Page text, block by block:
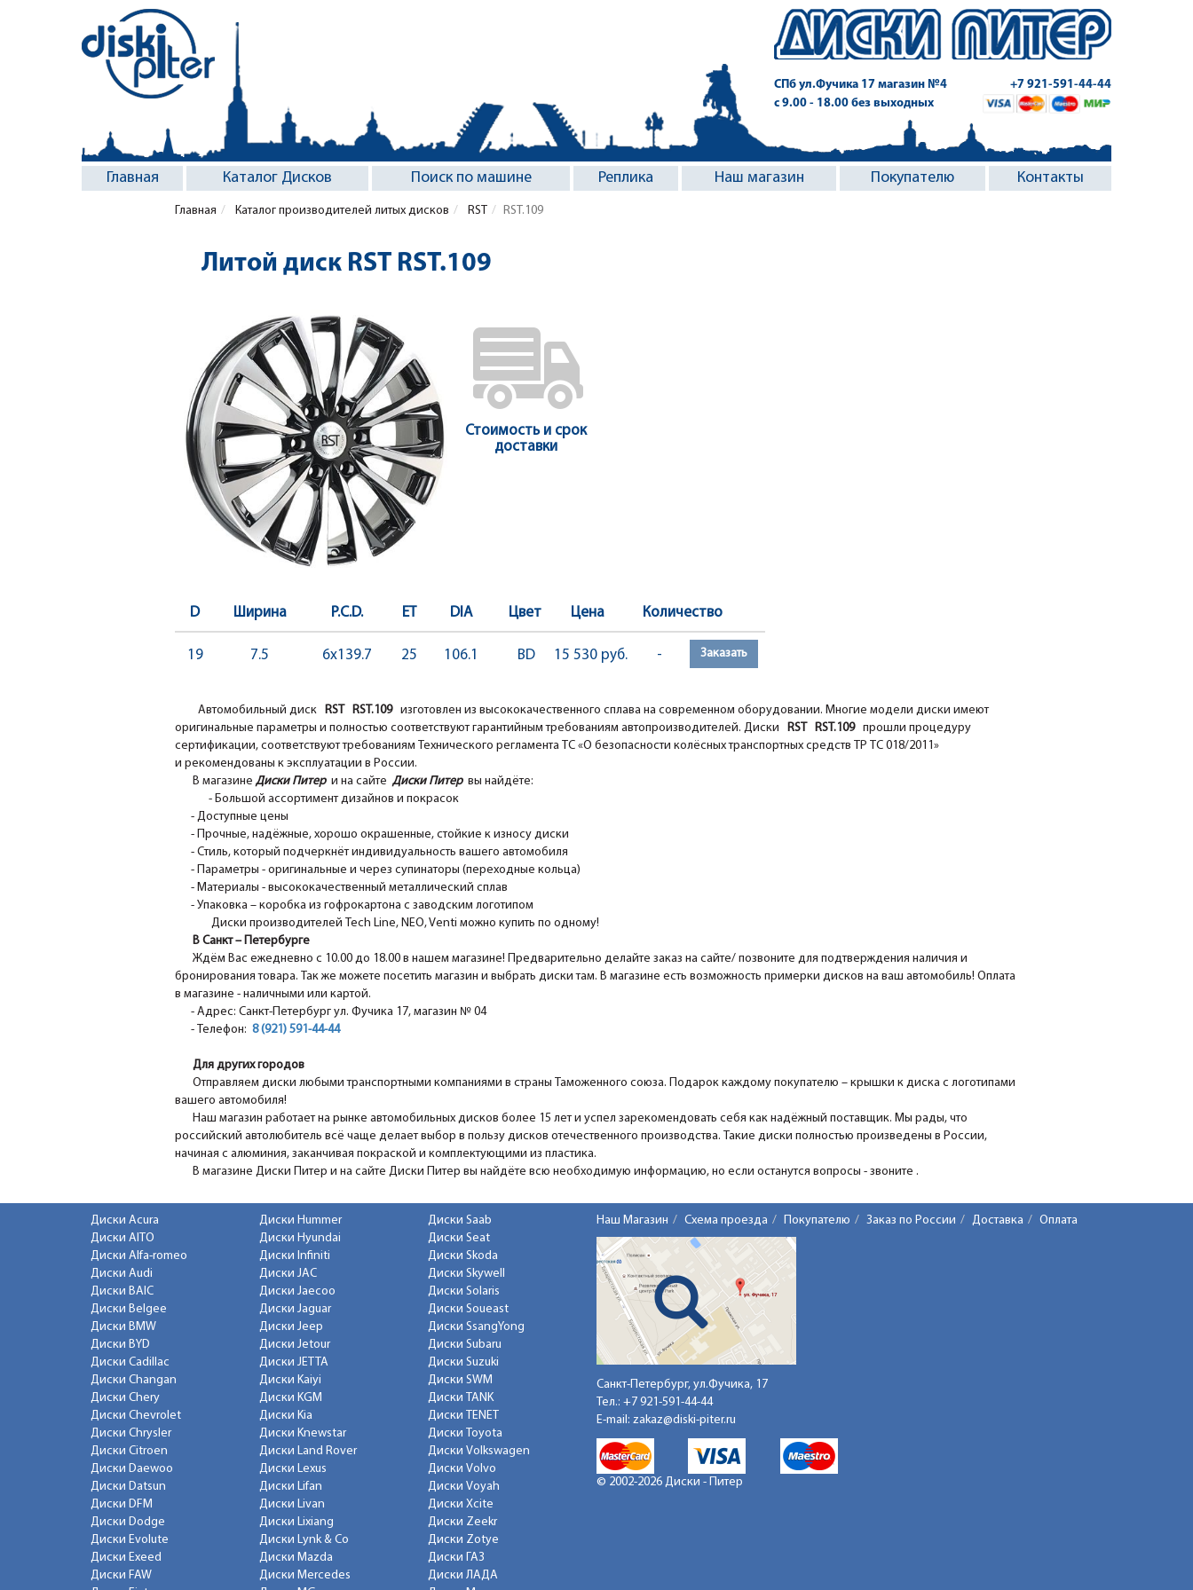
СПб ул.Фучика 17магазин №4
+7 921-591-44-44
с 9.00 - 18.00 без выходных
Главная Каталог Дисков Поиск по машине Реплика Наш магазин Покупателю Контакты
Главная Каталог производителей литых дисков RST RST.109
Литой диск RST RST.109
Стоимость и срок
доставки
D Ширина P.C.D. ET DIA Цвет Цена Количество
19 7.5 6x139.7 25 106.1 BD 15 530 руб. - Заказать
Автомобильный диск RST RST.109 изготовлен из высококачественного сплава на современном оборудовании. Многие модели диски имеют
оригинальные параметры и полностью соответствуют гарантийным требованиям автопроизводителей. Диски RST RST.109 прошли процедуру
сертификации, соответствуют требованиям Технического регламента ТС «О безопасности колёсных транспортных средств ТР ТС 018/2011»
и рекомендованы к эксплуатации в России.
В магазине Диски Питер и на сайте Диски Питер вы найдёте:
- Большой ассортимент дизайнов и покрасок
- Доступные цены
- Прочные, надёжные, хорошо окрашенные, стойкие к износу диски
- Стиль, который подчеркнёт индивидуальность вашего автомобиля
- Параметры - оригинальные и через супинаторы (переходные кольца)
- Материалы - высококачественный металлический сплав
- Упаковка – коробка из гофрокартона с заводским логотипом
Диски производителей Tech Line, NEO, Venti можно купить по одному!
В Санкт – Петербурге
Ждём Вас ежедневно с 10.00 до 18.00 в нашем магазине! Предварительно делайте заказ на сайте/ позвоните для подтверждения наличия и
бронирования товара. Так же можете посетить магазин и выбрать диски там. В магазине есть возможность примерки дисков на ваш автомобиль! Оплата
в магазине - наличными или картой.
- Адрес: Санкт-Петербург ул. Фучика 17, магазин № 04
- Телефон: 8 (921) 591-44-44
Для других городов
Отправляем диски любыми транспортными компаниями в страны Таможенного союза. Подарок каждому покупателю – крышки к диска с логотипами
вашего автомобиля!
Наш магазин работает на рынке автомобильных дисков более 15 лет и успел зарекомендовать себя как надёжный поставщик. Мы рады, что
российский автолюбитель всё чаще делает выбор в пользу дисков отечественного производства. Такие диски полностью произведены в России,
начиная с алюминия, заканчивая покраской и комплектующими из пластика.
В магазине Диски Питер и на сайте Диски Питер вы найдёте всю необходимую информацию, но если останутся вопросы - звоните .
Диски Acura
Диски AITO
Диски Alfa-romeo
Диски Audi
Диски BAIC
Диски Belgee
Диски BMW
Диски BYD
Диски Cadillac
Диски Changan
Диски Chery
Диски Chevrolet
Диски Chrysler
Диски Citroen
Диски Daewoo
Диски Datsun
Диски DFM
Диски Dodge
Диски Evolute
Диски Exeed
Диски FAW
Диски Hummer
Диски Hyundai
Диски Infiniti
Диски JAC
Диски Jaecoo
Диски Jaguar
Диски Jeep
Диски Jetour
Диски JETTA
Диски Kaiyi
Диски KGM
Диски Kia
Диски Knewstar
Диски Land Rover
Диски Lexus
Диски Lifan
Диски Livan
Диски Lixiang
Диски Lynk & Co
Диски Mazda
Диски Mercedes
Диски Saab
Диски Seat
Диски Skoda
Диски Skywell
Диски Solaris
Диски Soueast
Диски SsangYong
Диски Subaru
Диски Suzuki
Диски SWM
Диски TANK
Диски TENET
Диски Toyota
Диски Volkswagen
Диски Volvo
Диски Voyah
Диски Xcite
Диски Zeekr
Диски Zotye
Диски ГАЗ
Диски ЛАДА
Наш Магазин Схема проезда Покупателю Заказ по России Доставка Оплата
Санкт-Петербург, ул.Фучика, 17
Тел.: +7 921-591-44-44
E-mail: zakaz@diski-piter.ru
© 2002-2026 Диски - Питер